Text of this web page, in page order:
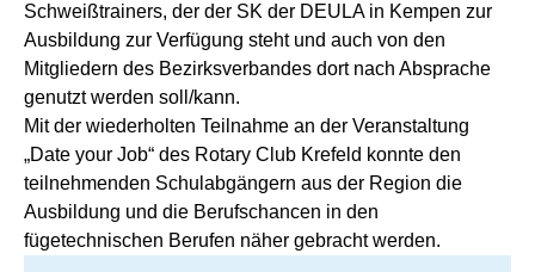
Schweißtrainers, der der SK der DEULA in Kempen zur
Ausbildung zur Verfügung steht und auch von den
Mitgliedern des Bezirksverbandes dort nach Absprache
genutzt werden soll/kann.
Mit der wiederholten Teilnahme an der Veranstaltung
„Date your Job“ des Rotary Club Krefeld konnte den
teilnehmenden Schulabgängern aus der Region die
Ausbildung und die Berufschancen in den
fügetechnischen Berufen näher gebracht werden.